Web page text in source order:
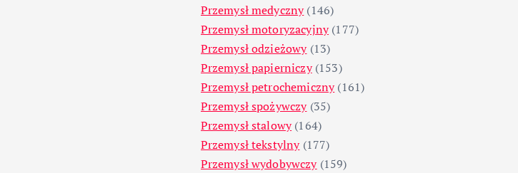
Przemysł medyczny(146)
Przemysł motoryzacyjny(177)
Przemysł odzieżowy(13)
Przemysł papierniczy(153)
Przemysł petrochemiczny(161)
Przemysł spożywczy(35)
Przemysł stalowy(164)
Przemysł tekstylny(177)
Przemysł wydobywczy(159)